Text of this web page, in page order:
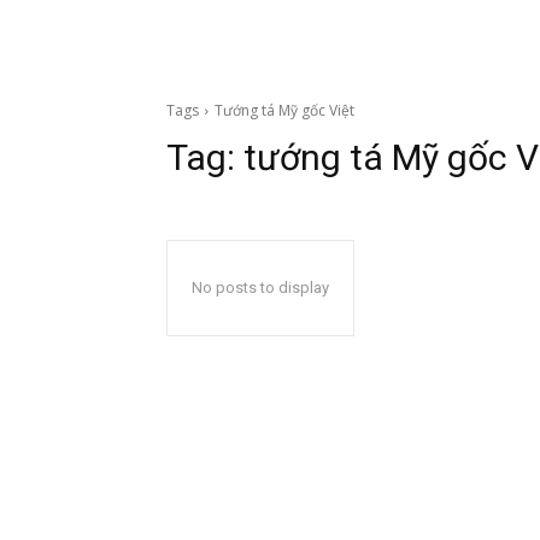
Tags Tướng tá Mỹ gốc Việt
Tag: tướng tá Mỹ gốc
No posts to display